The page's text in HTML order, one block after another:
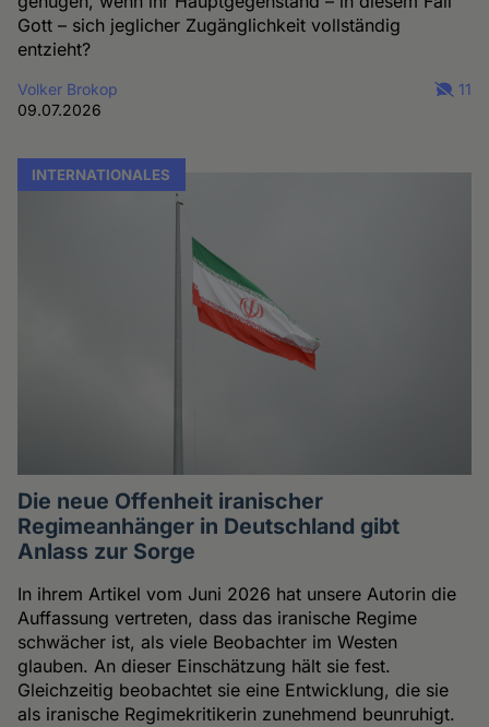
Gott – sich jeglicher Zugänglichkeit vollständig
entzieht?
Volker Brokop
09.07.2026
11
INTERNATIONALES
Die neue Offenheit iranischer
Regimeanhänger in Deutschland gibt
Anlass zur Sorge
In ihrem Artikel vom Juni 2026 hat unsere Autorin die
Auffassung vertreten, dass das iranische Regime
schwächer ist, als viele Beobachter im Westen
glauben. An dieser Einschätzung hält sie fest.
Gleichzeitig beobachtet sie eine Entwicklung, die sie
als iranische Regimekritikerin zunehmend beunruhigt.